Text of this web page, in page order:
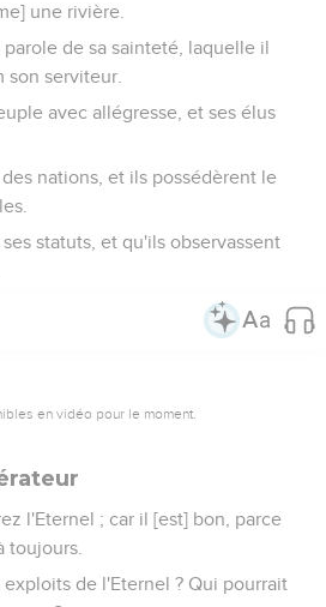
une rivière.
de sa sainteté, laquelle il
son serviteur.
avec allégresse, et ses élus
nations, et ils possédèrent le
statuts, et qu'ils observassent
en vidéo pour le moment.
l'Eternel ; car il [est] bon, parce
toujours.
de l'Eternel ? Qui pourrait